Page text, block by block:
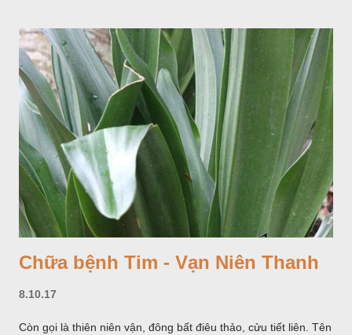
Chữa bệnh Tim - Vạn Niên Thanh
8.10.17
Còn gọi là thiên niên vận, đông bất điêu thảo, cửu tiết liên. Tên